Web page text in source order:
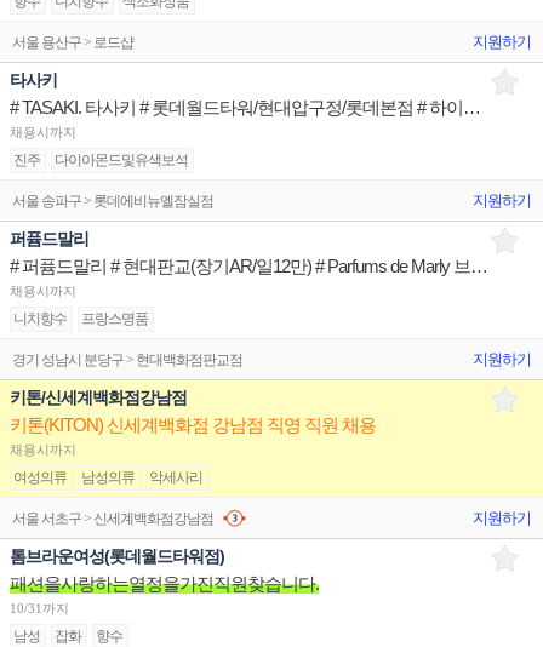
서울 용산구 > 로드샵 지원하기
타사키
# TASAKI. 타사키 # 롯데월드타워/현대압구정/롯데본점 # 하이엔드 주얼리 브랜드 명품아티스트
채용시까지
진주 다이아몬드및유색보석
서울 송파구 > 롯데에비뉴엘잠실점 지원하기
퍼퓸드말리
# 퍼퓸드말리 # 현대판교(장기AR/일12만) # Parfums de Marly 브랜드 뷰티아티스트
채용시까지
니치향수 프랑스명품
경기 성남시 분당구 > 현대백화점판교점 지원하기
키톤/신세계백화점강남점
키톤(KITON) 신세계백화점 강남점 직영 직원 채용
채용시까지
여성의류 남성의류 악세사리
서울 서초구 > 신세계백화점강남점 지원하기
톰브라운여성(롯데월드타워점)
패션을사랑하는열정을가진직원찾습니다.
10/31까지
남성 잡화 향수